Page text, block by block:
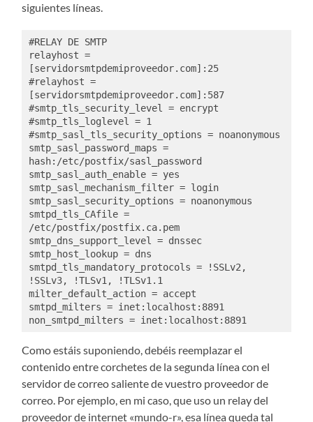
siguientes líneas.
#RELAY DE SMTP
relayhost =
[servidorsmtpdemiproveedor.com]:25
#relayhost =
[servidorsmtpdemiproveedor.com]:587
#smtp_tls_security_level = encrypt
#smtp_tls_loglevel = 1
#smtp_sasl_tls_security_options = noanonymous
smtp_sasl_password_maps =
hash:/etc/postfix/sasl_password
smtp_sasl_auth_enable = yes
smtp_sasl_mechanism_filter = login
smtp_sasl_security_options = noanonymous
smtpd_tls_CAfile =
/etc/postfix/postfix.ca.pem
smtp_dns_support_level = dnssec
smtp_host_lookup = dns
smtpd_tls_mandatory_protocols = !SSLv2,
!SSLv3, !TLSv1, !TLSv1.1
milter_default_action = accept
smtpd_milters = inet:localhost:8891
non_smtpd_milters = inet:localhost:8891
Como estáis suponiendo, debéis reemplazar el
contenido entre corchetes de la segunda línea con el
servidor de correo saliente de vuestro proveedor de
correo. Por ejemplo, en mi caso, que uso un relay del
proveedor de internet «mundo-r», esa línea queda tal